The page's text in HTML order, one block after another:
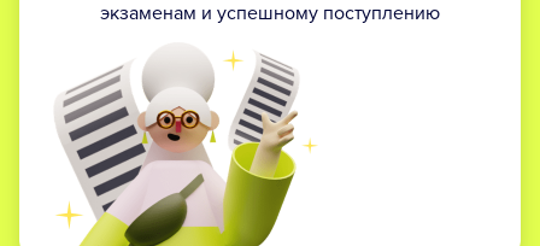
экзаменам и успешному поступлению